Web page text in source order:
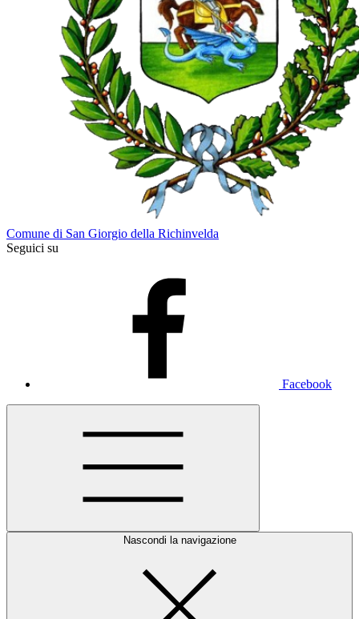
Comune di San Giorgio della Richinvelda
Seguici su
Facebook
Nascondi la navigazione